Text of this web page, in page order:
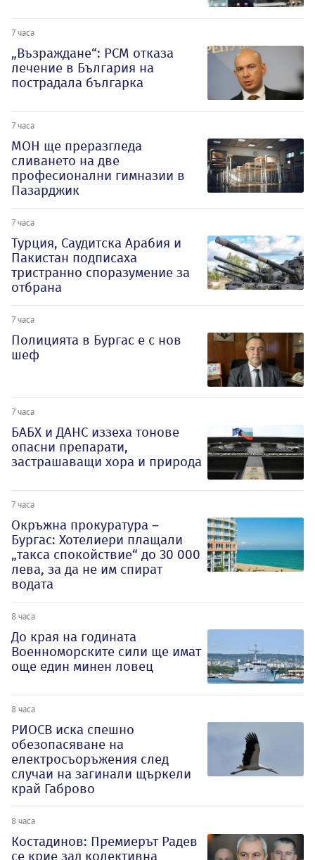
7 часа
„Възраждане“: РСМ отказа
лечение в България на
пострадала българка
7 часа
МОН ще преразгледа
сливането на две
професионални гимназии в
Пазарджик
7 часа
Турция, Саудитска Арабия и
Пакистан подписаха
тристранно споразумение за
отбрана
7 часа
Полицията в Бургас е с нов
шеф
7 часа
БАБХ и ДАНС иззеха тонове
опасни препарати,
застрашаващи хора и природа
7 часа
Окръжна прокуратура –
Бургас: Хотелиери плащали
„такса спокойствие“ до 30 000
лева, за да не им спират
водата
8 часа
До края на годината
Военноморските сили ще имат
още един минен ловец
8 часа
РИОСВ иска спешно
обезопасяване на
електросъоръжения след
случаи на загинали щъркели
край Габрово
8 часа
Костадинов: Премиерът Радев
се крие зад колективна